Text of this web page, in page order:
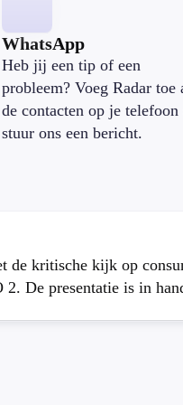
WhatsApp
Heb jij een tip of een
probleem? Voeg Radar toe
de contacten op je telefoon
stuur ons een bericht.
de kritische kijk op
De presentatie is in